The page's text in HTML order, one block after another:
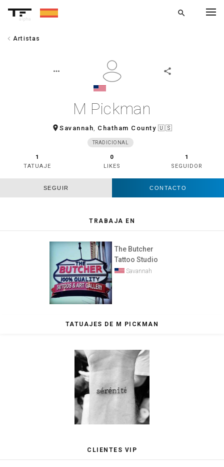
alpha
search
chevron_left Artistas
more_horiz share
M Pickman
room Savannah, Chatham County 🇺🇸
TRADICIONAL
1
TATUAJE
0
LIKES
1
SEGUIDOR
SEGUIR CONTACTO
TRABAJA EN
The Butcher
Tattoo Studio
Savannah
TATUAJES DE M PICKMAN
CLIENTES VIP